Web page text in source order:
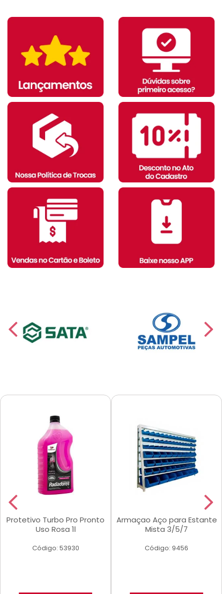
Protetivo Turbo Pro Pronto
Uso Rosa 1l
Código: 53930
Armaçao Aço para Estante
Mista 3/5/7
Código: 9456